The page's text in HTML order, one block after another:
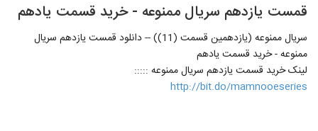
قمست یازدهم سریال ممنوعه - خرید قسمت یادهم
سریال ممنوعه (یازدهمین قسمت (11)) -- دانلود قمست یازدهم سریال
ممنوعه - خرید قسمت یادهم
لینک خرید قسمت یازدهم سریال ممنوعه :::::
http://bit.do/mamnooeseries